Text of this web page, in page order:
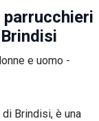
Brindisi, è una